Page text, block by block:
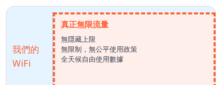
我們的
WiFi
真正無限流量
無隱藏上限
無限制，無公平使用政策
全天候自由使用數據